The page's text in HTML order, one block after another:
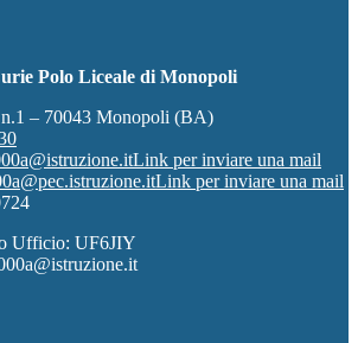
Polo Liceale di Monopoli
– 70043 Monopoli (BA)
Link per inviare una mail
Link per inviare una mail
Ufficio: UF6JIY